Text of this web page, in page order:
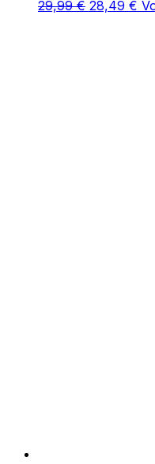
29,99€ Le
28,49 € Le